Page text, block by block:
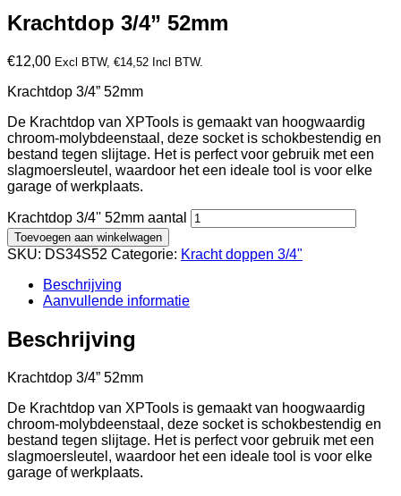
Krachtdop 3/4” 52mm
€12,00 Excl BTW, €14,52 Incl BTW.
Krachtdop 3/4” 52mm
De Krachtdop van XPTools is gemaakt van hoogwaardig
chroom-molybdeenstaal, deze socket is schokbestendig en
bestand tegen slijtage. Het is perfect voor gebruik met een
slagmoersleutel, waardoor het een ideale tool is voor elke
garage of werkplaats.
Krachtdop 3/4'' 52mm aantal
Toevoegen aan winkelwagen
SKU: DS34S52 Categorie: Kracht doppen 3/4"
Beschrijving
Aanvullende informatie
Beschrijving
Krachtdop 3/4” 52mm
De Krachtdop van XPTools is gemaakt van hoogwaardig
chroom-molybdeenstaal, deze socket is schokbestendig en
bestand tegen slijtage. Het is perfect voor gebruik met een
slagmoersleutel, waardoor het een ideale tool is voor elke
garage of werkplaats.